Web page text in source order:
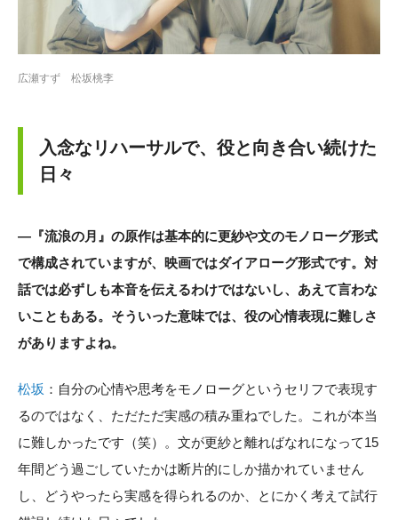
広瀬すず 松坂桃李
入念なリハーサルで、役と向き合い続けた
日々
―『流浪の月』の原作は基本的に更紗や文のモノローグ形式
で構成されていますが、映画ではダイアローグ形式です。対
話では必ずしも本音を伝えるわけではないし、あえて言わな
いこともある。そういった意味では、役の心情表現に難しさ
がありますよね。
松坂 ：自分の心情や思考をモノローグというセリフで表現す
るのではなく、ただただ実感の積み重ねでした。これが本当
に難しかったです（笑）。文が更紗と離ればなれになって15
年間どう過ごしていたかは断片的にしか描かれていません
し、どうやったら実感を得られるのか、とにかく考えて試行